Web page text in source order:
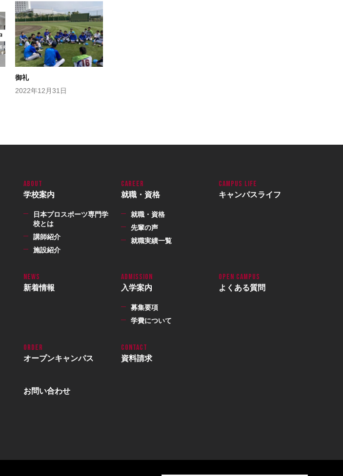
御礼
2022年12月31日
学校案内
日本プロスポーツ専門学
校とは
講師紹介
施設紹介
就職・資格
就職・資格
先輩の声
就職実績一覧
キャンパスライフ
新着情報 入学案内
募集要項
学費について
よくある質問
オープンキャンパス 資料請求
お問い合わせ